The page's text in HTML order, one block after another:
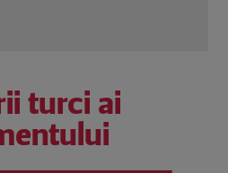
turci ai